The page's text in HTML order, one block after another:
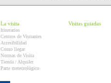
La visita
Itinerarios
Centros de Visitantes
Accesibilidad
Como llegar
Normas de Visita
Tienda / Alquiler
Parte meteorológico
Visitas guiadas